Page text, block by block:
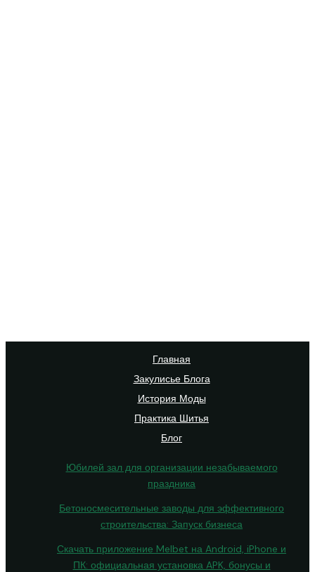
Главная
Закулисье Блога
История Моды
Практика Шитья
Блог
Юбилей зал для организации незабываемого
праздника
Бетоносмесительные заводы для эффективного
строительства: Запуск бизнеса
Скачать приложение Melbet на Android, iPhone и
ПК: официальная установка APK, бонусы и